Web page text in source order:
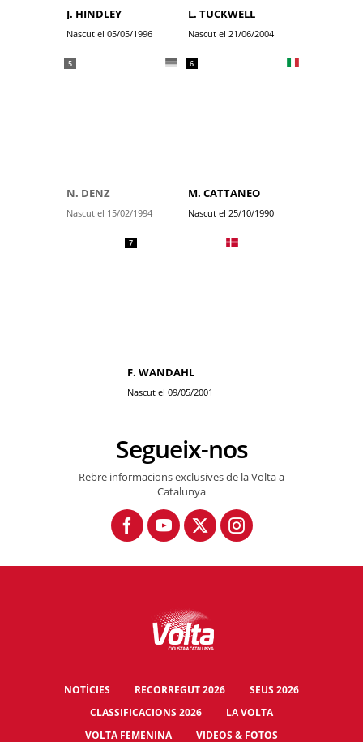
J. HINDLEY
Nascut el 05/05/1996
L. TUCKWELL
Nascut el 21/06/2004
5
N. DENZ
Nascut el 15/02/1994
6
M. CATTANEO
Nascut el 25/10/1990
7
F. WANDAHL
Nascut el 09/05/2001
Segueix-nos
Rebre informacions exclusives de la Volta a
Catalunya
NOTÍCIES RECORREGUT 2026
SEUS 2026
CLASSIFICACIONS 2026
LA VOLTA
VOLTA FEMENINA
VIDEOS & FOTOS